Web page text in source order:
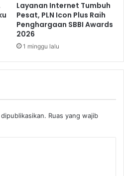
Layanan Internet Tumbuh
Pesat, PLN Icon Plus Raih
Penghargaan SBBI Awards
2026
1 minggu lalu
Ruas yang wajib